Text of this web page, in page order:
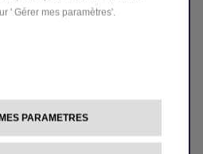
' Gérer mes paramètres'.
MES PARAMETRES